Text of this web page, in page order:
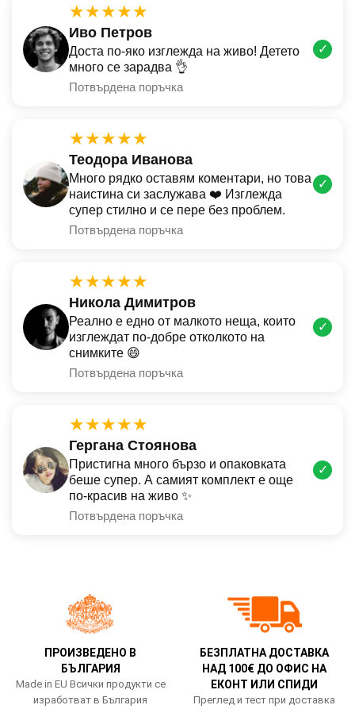
★★★★★
Иво Петров
Доста по-яко изглежда на живо! Детето
много се зарадва 👌
Потвърдена поръчка
✓
★★★★★
Теодора Иванова
Много рядко оставям коментари, но това
наистина си заслужава ❤️ Изглежда
супер стилно и се пере без проблем.
Потвърдена поръчка
✓
★★★★★
Никола Димитров
Реално е едно от малкото неща, които
изглеждат по-добре отколкото на
снимките 😄
Потвърдена поръчка
✓
★★★★★
Гергана Стоянова
Пристигна много бързо и опаковката
беше супер. А самият комплект е още
по-красив на живо ✨
Потвърдена поръчка
✓
ПРОИЗВЕДЕНО В
БЪЛГАРИЯ
Made in EU Всички продукти се
изработват в България
БЕЗПЛАТНА ДОСТАВКА
НАД 100€ ДО ОФИС НА
ЕКОНТ ИЛИ СПИДИ
Преглед и тест при доставка